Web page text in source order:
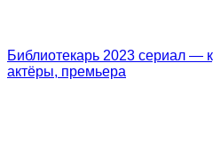
Библиотекарь 2023 сериал —
актёры, премьера